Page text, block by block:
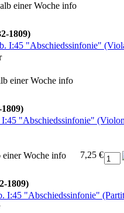
einer Woche info
1809)
I:45 "Abschiedssinfonie"
einer Woche info
"Abschiedssinfonie"
einer Woche info 7,25 €
1809)
I:45 "Abschiedssinfonie"